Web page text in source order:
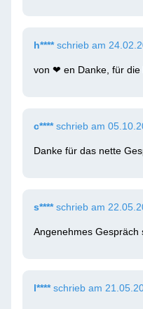
h****schrieb am
von ❤ ️en Danke, für die
c****schrieb am
Danke für das nette
s****schrieb am
Angenehmes Gespräch
l****schrieb am